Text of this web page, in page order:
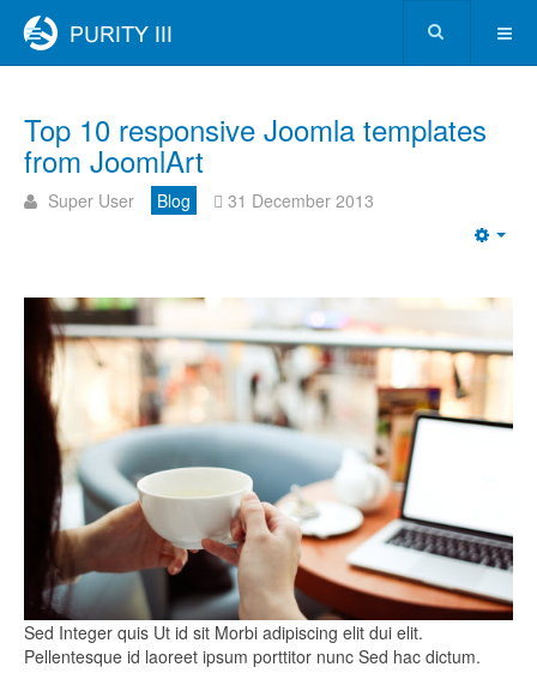
Top 10 responsive Joomla templates
from JoomlArt
Super User Blog 31 December 2013
Sed Integer quis Ut id sit Morbi adipiscing elit dui elit.
Pellentesque id laoreet ipsum porttitor nunc Sed hac dictum.